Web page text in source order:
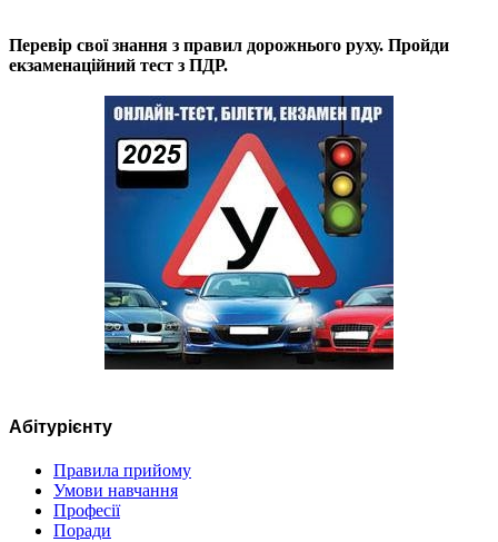
Перевір свої знання з правил дорожнього руху. Пройди
екзаменаційний тест з ПДР.
Абітурієнту
Правила прийому
Умови навчання
Професії
Поради